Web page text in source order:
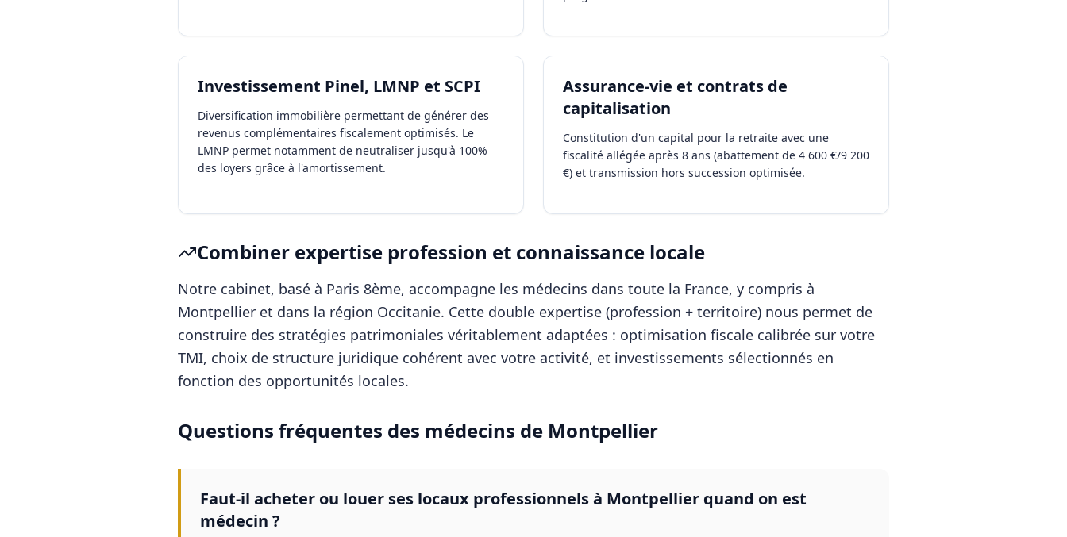
Investissement Pinel, LMNP et SCPI
Diversification immobilière permettant de générer des
revenus complémentaires fiscalement optimisés. Le
LMNP permet notamment de neutraliser jusqu'à 100%
des loyers grâce à l'amortissement.
Assurance-vie et contrats de
capitalisation
Constitution d'un capital pour la retraite avec une
fiscalité allégée après 8 ans (abattement de 4 600 €/9 200
€) et transmission hors succession optimisée.
Combiner expertise profession et connaissance locale
Notre cabinet, basé à Paris 8ème, accompagne les médecins dans toute la France, y compris à
Montpellier et dans la région Occitanie. Cette double expertise (profession + territoire) nous permet de
construire des stratégies patrimoniales véritablement adaptées : optimisation fiscale calibrée sur votre
TMI, choix de structure juridique cohérent avec votre activité, et investissements sélectionnés en
fonction des opportunités locales.
Questions fréquentes des médecins de Montpellier
Faut-il acheter ou louer ses locaux professionnels à Montpellier quand on est
médecin ?